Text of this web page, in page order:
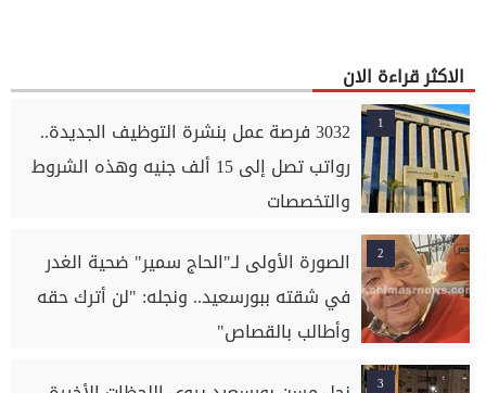
الاكثر قراءة الان
1
3032 فرصة عمل بنشرة التوظيف الجديدة..
رواتب تصل إلى 15 ألف جنيه وهذه الشروط
والتخصصات
2
الصورة الأولى لـ"الحاج سمير" ضحية الغدر
في شقته ببورسعيد.. ونجله: "لن أترك حقه
وأطالب بالقصاص"
3